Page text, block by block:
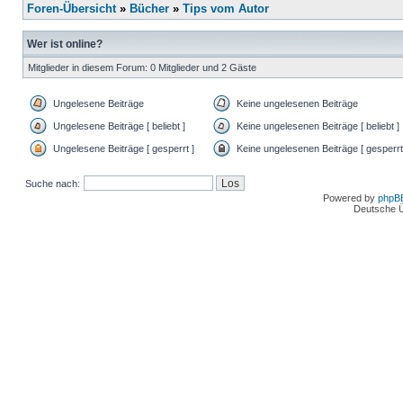
Foren-Übersicht» Bücher » Tips vom Autor
Wer ist online?
Mitglieder in diesem Forum: 0 Mitglieder und 2 Gäste
Ungelesene Beiträge Keine ungelesenen Beiträge
Ungelesene Beiträge [ beliebt ] Keine ungelesenen Beiträge [ beliebt ]
Ungelesene Beiträge [ gesperrt ] Keine ungelesenen Beiträge [
Suche nach:
Powered by
Deutsche